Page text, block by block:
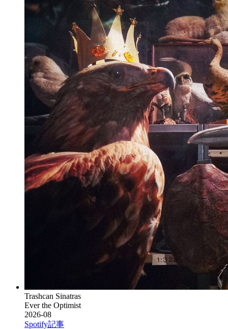
Trashcan Sinatras
Ever the Optimist
2026-08
Spotify記事